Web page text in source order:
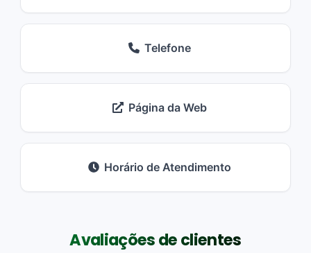
Telefone
Página da Web
Horário de Atendimento
Avaliações de clientes